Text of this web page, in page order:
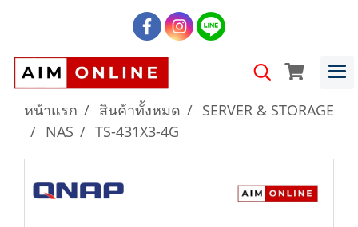
หน้าแรก สินค้าทั้งหมด
SERVER & STORAGE
NAS
TS-431X3-4G